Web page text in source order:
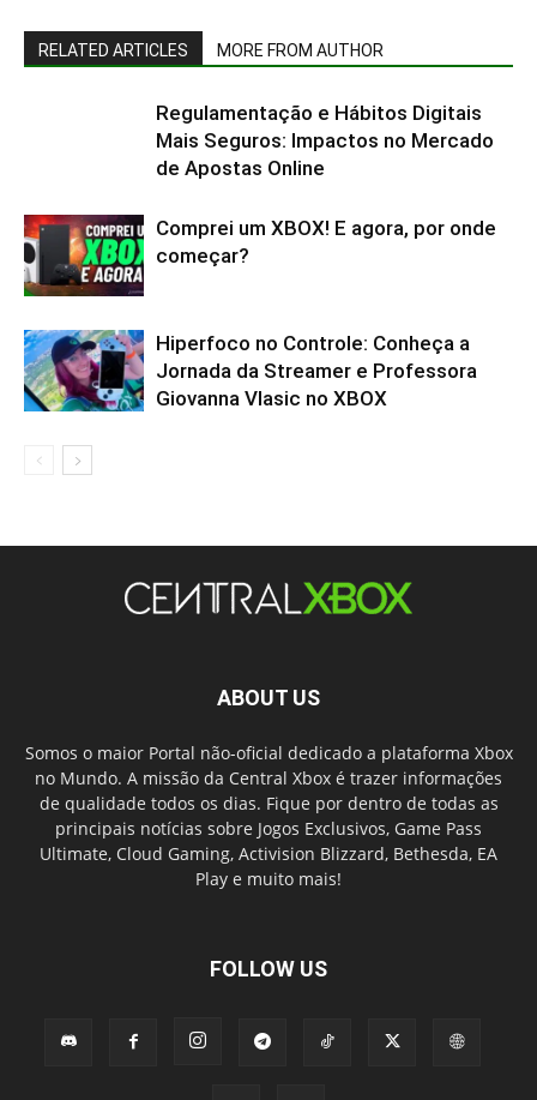
RELATED ARTICLES MORE FROM AUTHOR
Regulamentação e Hábitos Digitais
Mais Seguros: Impactos no Mercado
de Apostas Online
Comprei um XBOX! E agora, por onde
começar?
Hiperfoco no Controle: Conheça a
Jornada da Streamer e Professora
Giovanna Vlasic no XBOX
ABOUT US
Somos o maior Portal não-oficial dedicado a plataforma Xbox
no Mundo. A missão da Central Xbox é trazer informações
de qualidade todos os dias. Fique por dentro de todas as
principais notícias sobre Jogos Exclusivos, Game Pass
Ultimate, Cloud Gaming, Activision Blizzard, Bethesda, EA
Play e muito mais!
FOLLOW US